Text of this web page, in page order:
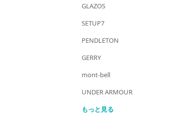
GLAZOS
SETUP7
PENDLETON
GERRY
mont-bell
UNDER ARMOUR
もっと見る